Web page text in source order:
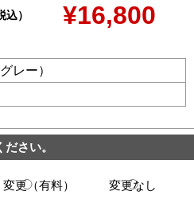
込） ¥16,800
レー）
さい。
変更（有料） 変更なし